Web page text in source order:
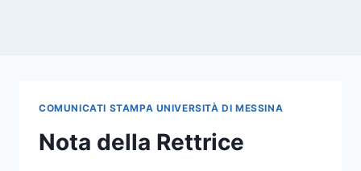
COMUNICATI STAMPA UNIVERSITÀ DI MESSINA
Nota della Rettrice